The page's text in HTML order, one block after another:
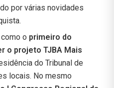
por várias novidades
o primeiro do
o projeto TJBA Mais
do Tribunal de
locais. No mesmo